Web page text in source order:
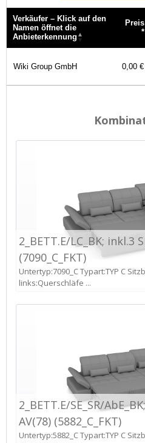
Verkäufer – Klick auf den
Namen öffnet die
Anbieterkennung
Preis
*
Namen öffnet die
Anbieterkennung
*
Wiki Group GmbH
0,00 €